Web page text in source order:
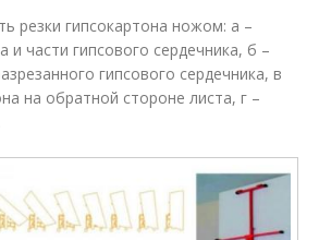
резки гипсокартона ножом: а –
и части гипсового сердечника, б –
гипсового сердечника, в
на обратной стороне листа, г –